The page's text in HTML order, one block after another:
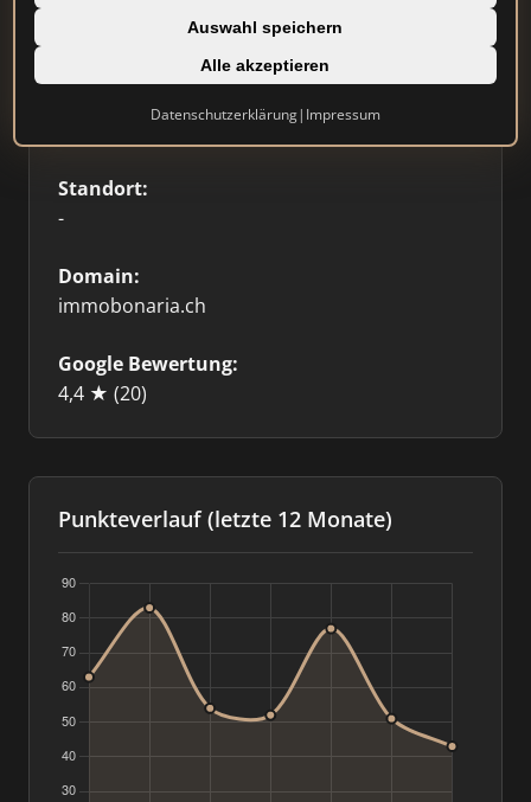
Auswahl speichern
Alle akzeptieren
Datenschutzerklärung| Impressum
Standort:
-
Domain:
immobonaria.ch
Google Bewertung:
4,4 ★ (20)
Punkteverlauf (letzte 12 Monate)